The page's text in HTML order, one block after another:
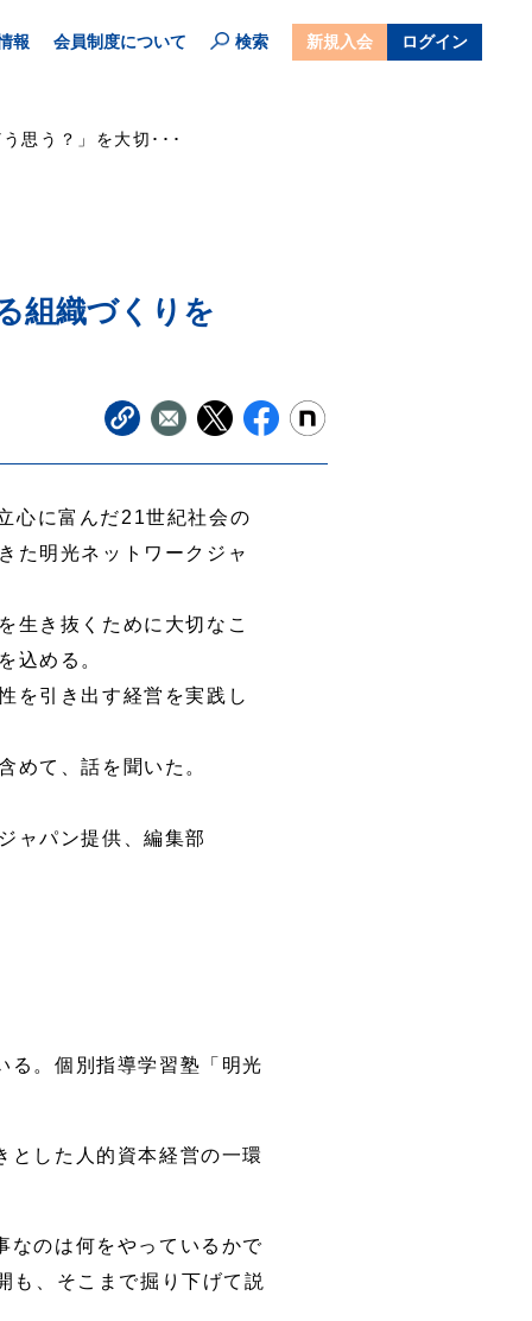
報 会員制度について 検索 新規入会 ログイン
思う？」を大切･･･
組織づくりを
心に富んだ21世紀社会の
た明光ネットワークジャ
生き抜くために大切なこ
込める。
を引き出す経営を実践し
めて、話を聞いた。
ャパン提供、編集部
る。個別指導学習塾「明光
とした人的資本経営の一環
なのは何をやっているかで
も、そこまで掘り下げて説